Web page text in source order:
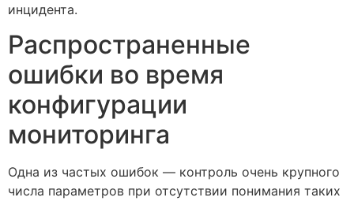
инцидента.
Распространенные
ошибки во время
конфигурации
мониторинга
Одна из частых ошибок — контроль очень крупного
числа параметров при отсутствии понимания таких